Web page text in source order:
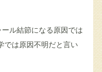
ル結節になる原因では
では原因不明だと言い